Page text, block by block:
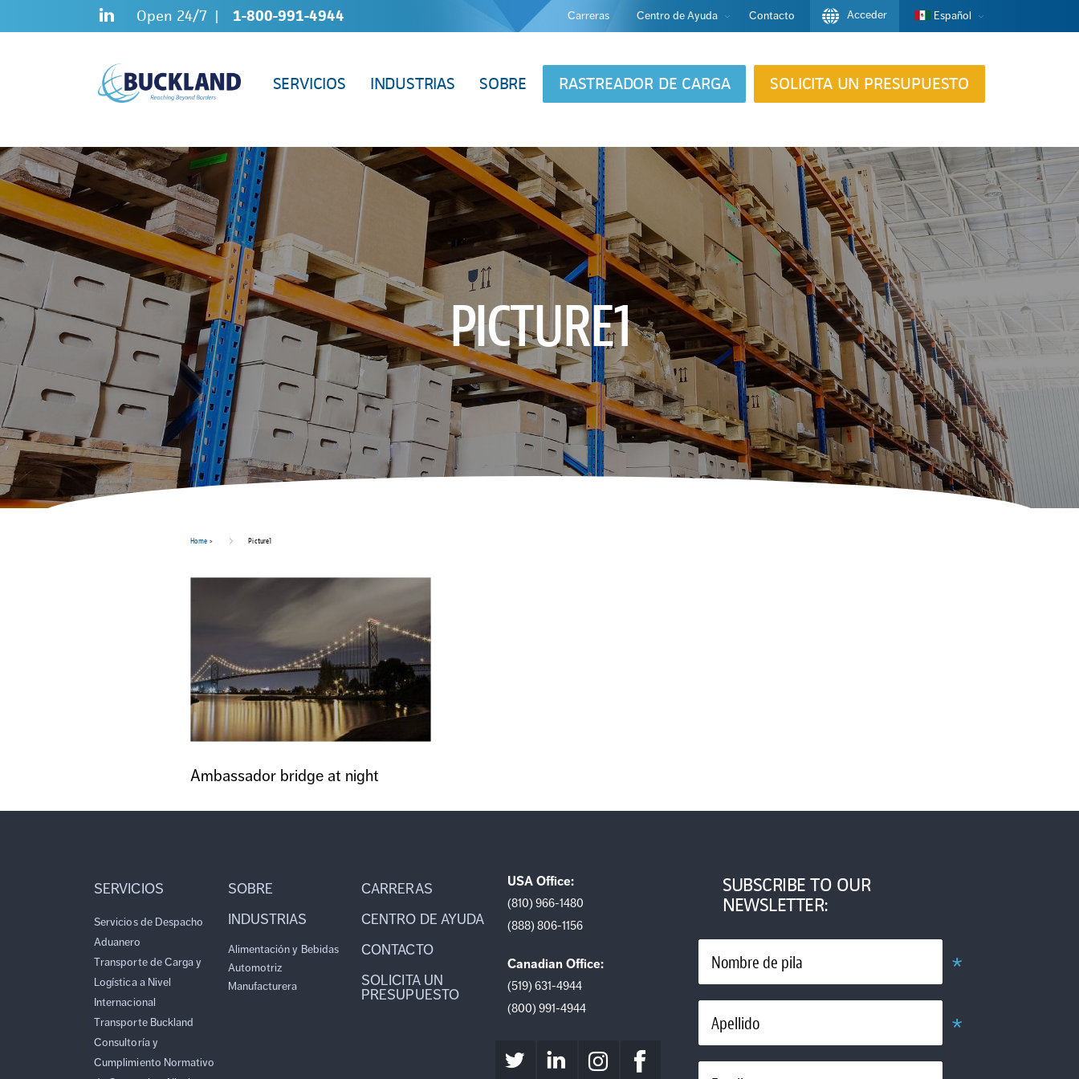
Open 24/7 1-800-991-4944 Carreras Centro de Ayuda Contacto Acceder Español
SERVICIOS INDUSTRIAS SOBRE RASTREADOR DE CARGA SOLICITA UN PRESUPUESTO
PICTURE1
Home > Picture1
Ambassador bridge at night
SERVICIOS
Servicios de Despacho
Aduanero
Transporte de Carga y
Logística a Nivel
Internacional
Transporte Buckland
Consultoría y
Cumplimiento Normativo
SOBRE
INDUSTRIAS
Alimentación y Bebidas
Automotriz
Manufacturera
CARRERAS
CENTRO DE AYUDA
CONTACTO
SOLICITA UN
PRESUPUESTO
USA Office:
(810) 966-1480
(888) 806-1156
Canadian Office:
(519) 631-4944
(800) 991-4944
SUBSCRIBE TO OUR
NEWSLETTER:
Nombre de pila
Apellido*